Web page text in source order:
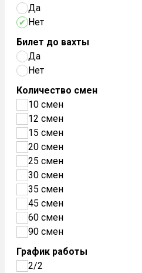
Да
Нет
Билет до вахты
Да
Нет
Количество смен
10 смен
12 смен
15 смен
20 смен
25 смен
30 смен
35 смен
45 смен
60 смен
90 смен
График работы
2/2